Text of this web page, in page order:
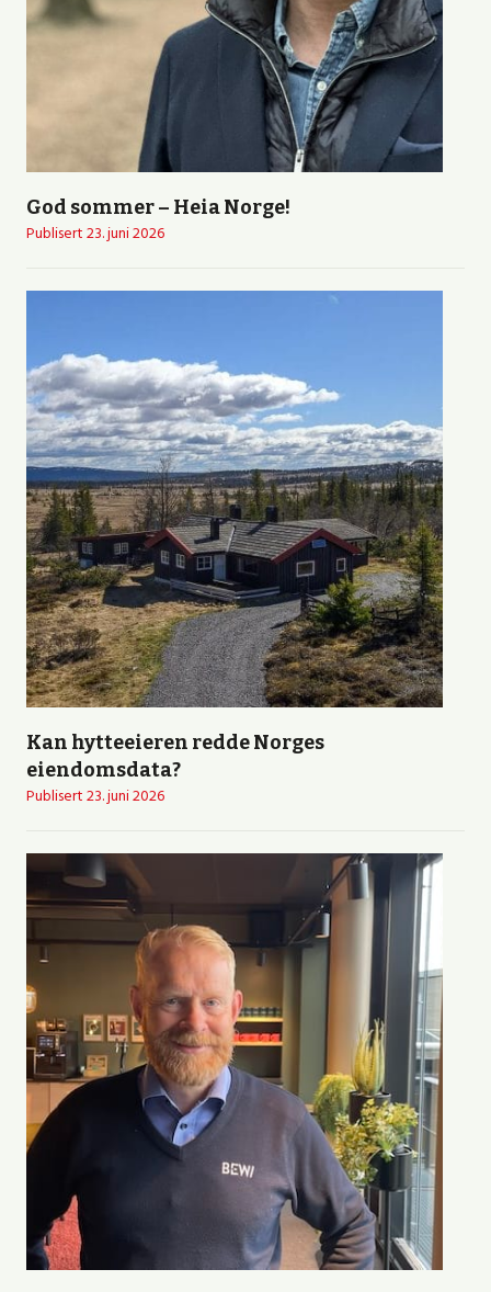
God sommer – Heia Norge!
Publisert23. juni 2026
Kan hytteeieren redde Norges
eiendomsdata?
Publisert23. juni 2026